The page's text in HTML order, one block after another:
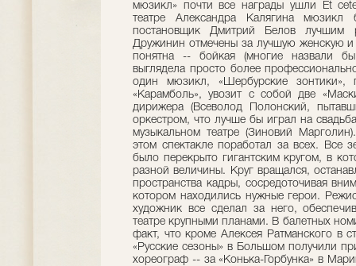
мюзикл» почти все награды ушли Et
театре Александра Калягина
постановщик Дмитрий Белов лучшим
Дружинин отмечены за лучшую женскую и
понятна -- бойкая (многие назвали бы
выглядела просто более
один мюзикл, «Шербурские зонтики»,
«Карамболь», увозит с собой две
дирижера (Всеволод Полонский,
оркестром, что лучше бы играл на
музыкальном театре (Зиновий
этом спектакле поработал за всех. Все
было перекрыто гигантским кругом, в
разной величины. Круг вращался,
пространства кадры, сосредоточивая
котором находились нужные герои.
художник все сделал за него,
театре крупными планами. В балетных
факт, что кроме Алексея Ратманского в
«Русские сезоны» в Большом получили
хореограф -- за «Конька-Горбунка» в